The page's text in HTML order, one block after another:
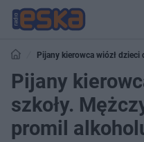
Pijany kierowca wiózł dzieci
alkoholu
Pijany
szkoły.
promil